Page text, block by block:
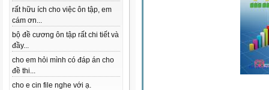
rất hữu ích cho việc ôn tập, em
cám ơn...
bộ đề cương ôn tập rất chi tiết và
đầy...
cho em hỏi mình có đáp án cho
đề thi...
cho e cin file nghe với ạ.